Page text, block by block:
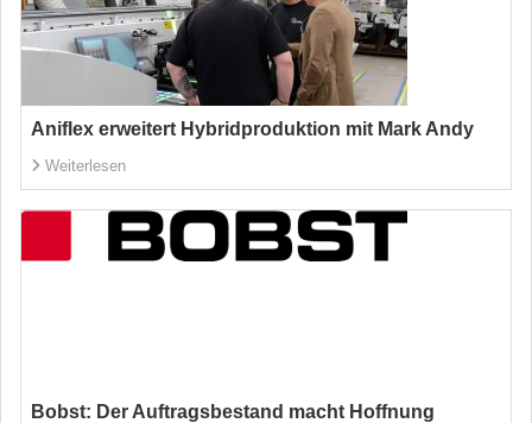
Aniflex erweitert Hybridproduktion mit Mark Andy
Weiterlesen
Bobst: Der Auftragsbestand macht Hoffnung